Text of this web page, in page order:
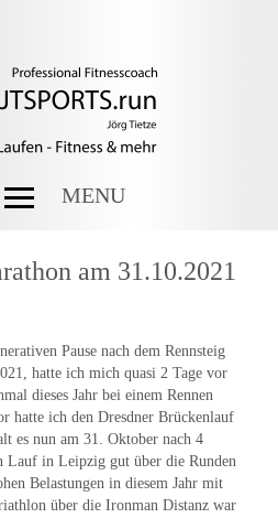
MENU
am 31.10.2021
Pause nach dem Rennsteig
hatte ich mich quasi 2 Tage vor
dieses Jahr bei einem Rennen
hatte ich den Dresdner Brückenlauf
es nun am 31. Oktober nach 4
Lauf in Leipzig gut über die Runden
Belastungen in diesem Jahr mit
über die Ironman Distanz war